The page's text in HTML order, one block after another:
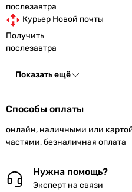
послезавтра
Курьер Новой почты
Получить
послезавтра
Показать ещё
Способы оплаты
онлайн, наличными или
частями, безналичная оплата
Нужна помощь?
Эксперт на связи